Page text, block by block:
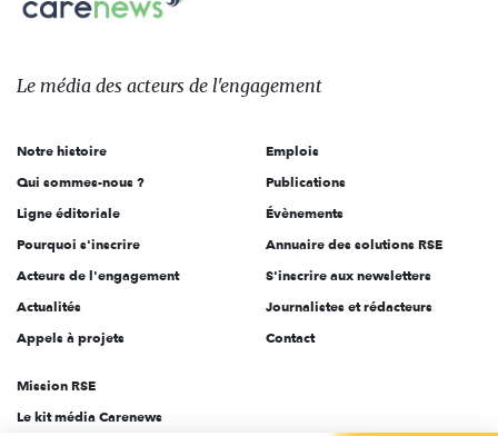
sur:
Le
des
l'engagement
Le média des acteurs de l'engagement
Notre histoire
Qui sommes-nous ?
Ligne éditoriale
Pourquoi s'inscrire
Acteurs de l'engagement
Actualités
Appels à projets
Emplois
Publications
Évènements
Annuaire des solutions RSE
S'inscrire aux newsletters
Journalistes et rédacteurs
Contact
Mission RSE
Le kit média Carenews